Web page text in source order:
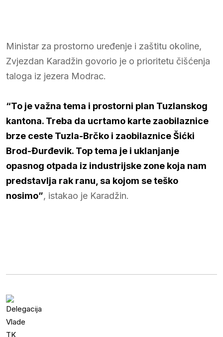
Ministar za prostorno uređenje i zaštitu okoline,
Zvjezdan Karadžin govorio je o prioritetu čišćenja
taloga iz jezera Modrac.
“To je važna tema i prostorni plan Tuzlanskog
kantona. Treba da ucrtamo karte zaobilaznice
brze ceste Tuzla-Brčko i zaobilaznice Šićki
Brod-Đurđevik. Top tema je i uklanjanje
opasnog otpada iz industrijske zone koja nam
predstavlja rak ranu, sa kojom se teško
nosimo”, istakao je Karadžin.